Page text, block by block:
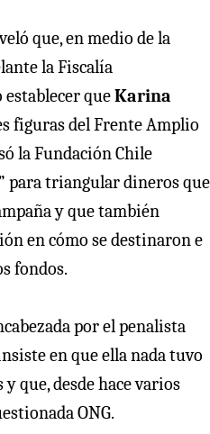
que, en medio de la
la Fiscalía
queKarina
figuras del Frente Amplio
la Fundación Chile
para triangular dineros que
y que también
en cómo se destinaron e
fondos.
por el penalista
en que ella nada tuvo
que, desde hace varios
ONG.